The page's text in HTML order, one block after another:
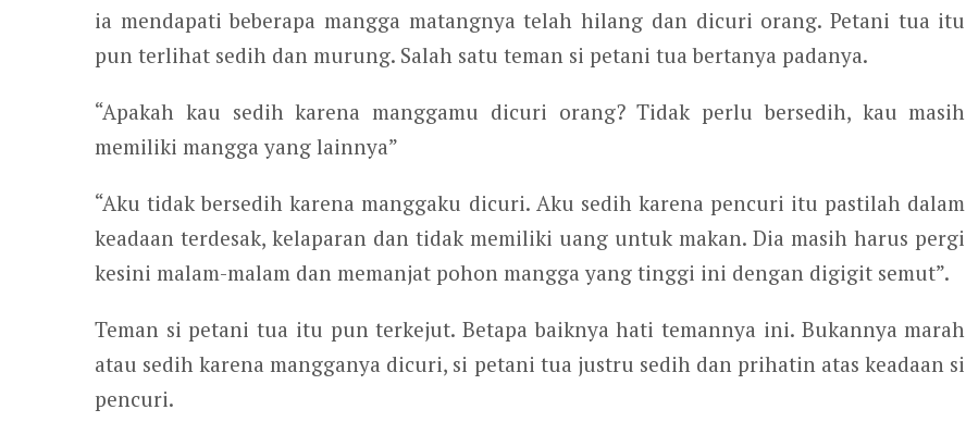
ia mendapati beberapa mangga matangnya telah hilang dan dicuri orang. Petani tua itu
pun terlihat sedih dan murung. Salah satu teman si petani tua bertanya padanya.
“Apakah kau sedih karena manggamu dicuri orang? Tidak perlu bersedih, kau masih
memiliki mangga yang lainnya”
“Aku tidak bersedih karena manggaku dicuri. Aku sedih karena pencuri itu pastilah dalam
keadaan terdesak, kelaparan dan tidak memiliki uang untuk makan. Dia masih harus pergi
kesini malam-malam dan memanjat pohon mangga yang tinggi ini dengan digigit semut”.
Teman si petani tua itu pun terkejut. Betapa baiknya hati temannya ini. Bukannya marah
atau sedih karena mangganya dicuri, si petani tua justru sedih dan prihatin atas keadaan si
pencuri.